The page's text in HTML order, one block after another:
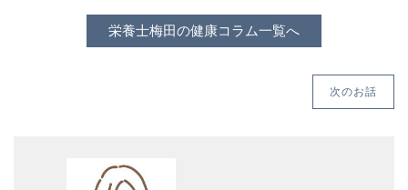
栄養士梅田の健康コラム一覧へ
次のお話